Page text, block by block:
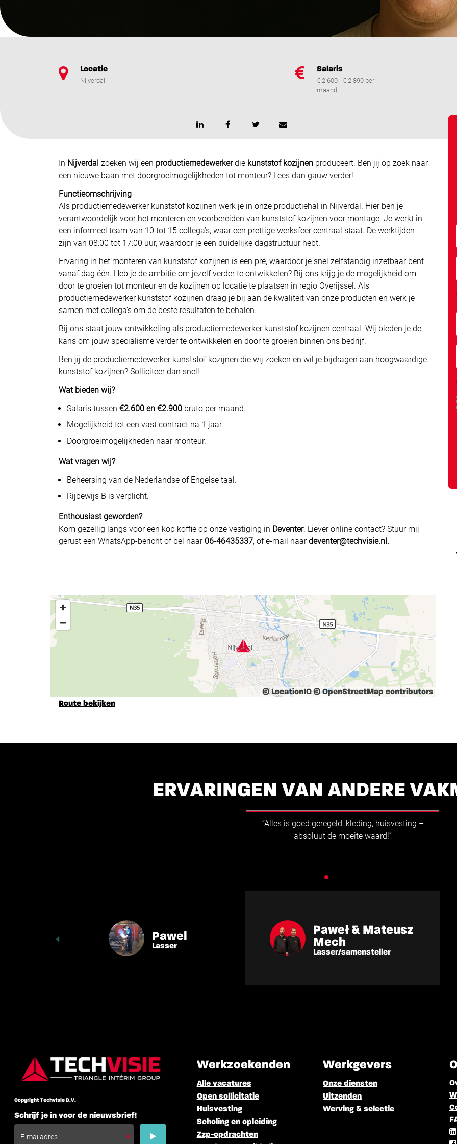
Locatie
Nijverdal
Salaris
€ 2.600 - € 2.890 per
maand
In Nijverdal zoeken wij een productiemedewerkerdie kunststof kozijnen produceert. Ben jij op zoek naar
een nieuwe baan met doorgroeimogelijkheden tot monteur? Lees dan gauw verder!
Functieomschrijving
Als productiemedewerker kunststof kozijnen werk je in onze productiehal in Nijverdal. Hier ben je
verantwoordelijk voor het monteren en voorbereiden van kunststof kozijnen voor montage. Je werkt in
een informeel team van 10 tot 15 collega’s, waar een prettige werksfeer centraal staat. De werktijden
zijn van 08:00 tot 17:00 uur, waardoor je een duidelijke dagstructuur hebt.
Ervaring in het monteren van kunststof kozijnen is een pré, waardoor je snel zelfstandig inzetbaar bent
vanaf dag één. Heb je de ambitie om jezelf verder te ontwikkelen? Bij ons krijg je de mogelijkheid om
door te groeien tot monteur en de kozijnen op locatie te plaatsen in regio Overijssel. Als
productiemedewerker kunststof kozijnen draag je bij aan de kwaliteit van onze producten en werk je
samen met collega’s om de beste resultaten te behalen.
Bij ons staat jouw ontwikkeling als productiemedewerker kunststof kozijnen centraal. Wij bieden je de
kans om jouw specialisme verder te ontwikkelen en door te groeien binnen ons bedrijf.
Ben jij de productiemedewerker kunststof kozijnen die wij zoeken en wil je bijdragen aan hoogwaardige
kunststof kozijnen? Solliciteer dan snel!
Wat bieden wij?
Salaris tussen €2.600 en €2.900 bruto per maand.
Mogelijkheid tot een vast contract na 1 jaar.
Doorgroeimogelijkheden naar monteur.
Wat vragen wij?
Beheersing van de Nederlandse of Engelse taal.
Rijbewijs B is verplicht.
Enthousiast geworden?
Kom gezellig langs voor een kop koffie op onze vestiging in Deventer. Liever online contact? Stuur mij
gerust een WhatsApp-bericht of bel naar 06-46435337, of e-mail naardeventer@techvisie.nl.
© LocationIQ© OpenStreetMap contributors
Route bekijken
ERVARINGEN VAN ANDERE
Paweł & Mateusz
Mech
Lasser/samensteller
“Ik ben Techvisie dankbaar voor de vliegende start van
mijn carrière. Dankzij de kansen die ik kreeg, kon ik
Marius
Copyright Techvisie B.V.
Schrijf je in voor de nieuwsbrief!
Werkzoekenden
Alle vacatures
Open sollicitatie
Huisvesting
Scholing en opleiding
Zzp-opdrachten
Werkgevers
Onze diensten
Uitzenden
Werving & selectie